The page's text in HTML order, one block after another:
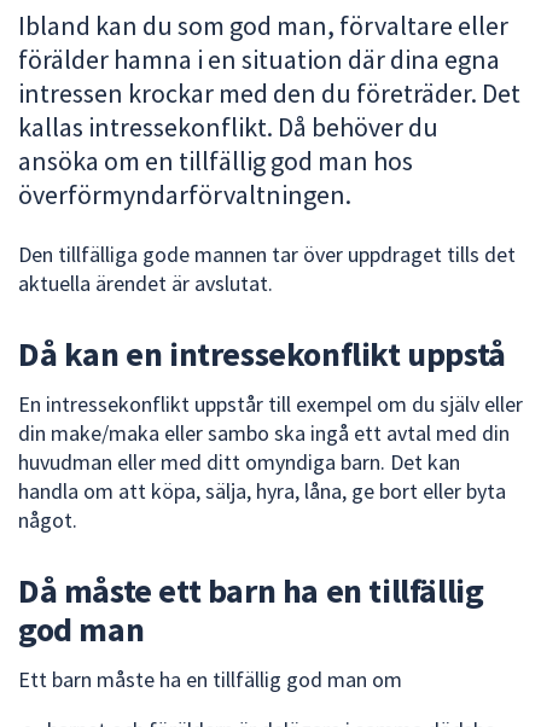
att
presenteras
under
fältet.
Använd
piltangenterna
navigera
mellan
enter
för
att
välja
något
av
Ibland kan du som god man, förvaltare eller
förälder hamna i en situation där dina egna
intressen krockar med den du företräder. Det
kallas intressekonflikt. Då behöver du
ansöka om en tillfällig god man hos
överförmyndarförvaltningen.
Den tillfälliga gode mannen tar över uppdraget tills det
aktuella ärendet är avslutat.
Då kan en intressekonflikt uppstå
En intressekonflikt uppstår till exempel om du själv eller
din make/maka eller sambo ska ingå ett avtal med din
huvudman eller med ditt omyndiga barn. Det kan
handla om att köpa, sälja, hyra, låna, ge bort eller byta
något.
Då måste ett barn ha en tillfällig
god man
Ett barn måste ha en tillfällig god man om